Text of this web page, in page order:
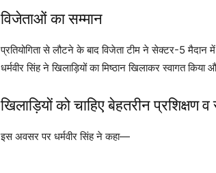
विजेताओं का सम्मान
प्रतियोगिता से लौटने के बाद विजेता टीम ने सेक्टर-5 मैदान
धर्मवीर सिंह ने खिलाड़ियों का मिष्ठान खिलाकर स्वागत
खिलाड़ियों को चाहिए बेहतरीन प्रशिक्षण
इस अवसर पर धर्मवीर सिंह ने कहा—